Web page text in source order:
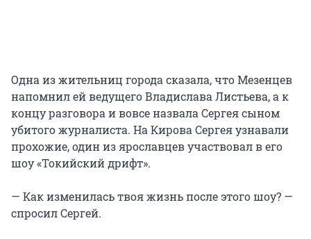
Одна из жительниц города сказала, что Мезенцев
напомнил ей ведущего Владислава Листьева, а к
концу разговора и вовсе назвала Сергея сыном
убитого журналиста. На Кирова Сергея узнавали
прохожие, один из ярославцев участвовал в его
шоу «Токийский дрифт».
— Как изменилась твоя жизнь после этого шоу? —
спросил Сергей.